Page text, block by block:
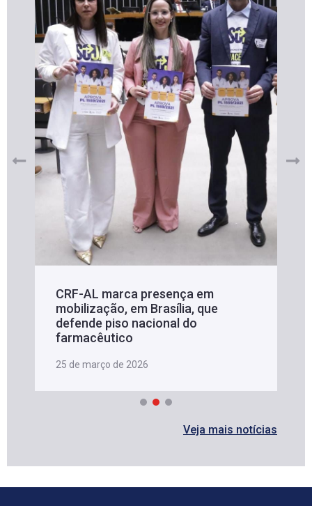
CRF-AL marca presença em
mobilização, em Brasília, que
defende piso nacional do
farmacêutico
25 de março de 2026
Veja mais notícias